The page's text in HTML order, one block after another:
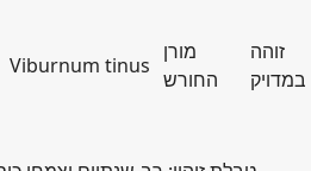
Viburnum tinus
מורן
החורש
זוהה
במדויק